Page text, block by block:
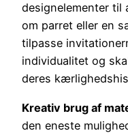
designelementer til
om parret eller en
tilpasse
individualitet og
deres
Kreativ brug af
den eneste